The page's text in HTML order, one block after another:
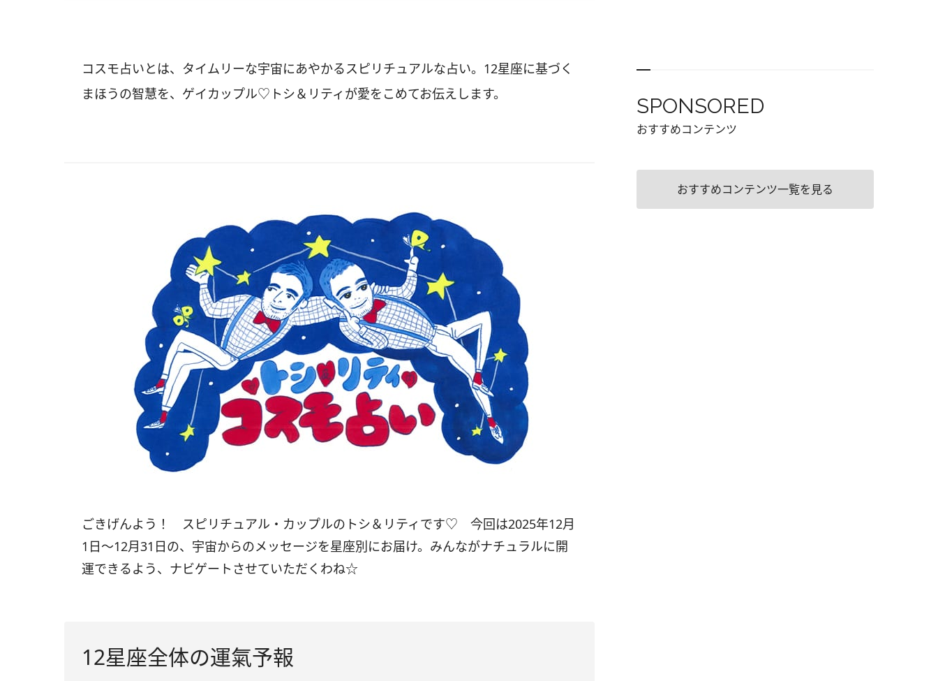
コスモ占いとは、タイムリーな宇宙にあやかるスピリチュアルな占い。12星座に基づく
まほうの智慧を、ゲイカップル♡トシ＆リティが愛をこめてお伝えします。
ごきげんよう！ スピリチュアル・カップルのトシ＆リティです♡ 今回は2025年12月
1 日〜12月31 日の、宇宙からのメッセージを星座別にお届け。みんながナチュラルに開
運できるよう、ナビゲートさせていただくわね☆
12星座全体の運氣予報
SPONSORED
おすすめコンテンツ
おすすめコンテンツ一覧を見る